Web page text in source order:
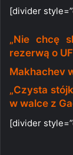
[divider
„Nie chcę
rezerwą o
Makhachev
„Czysta
w walce z
[divider